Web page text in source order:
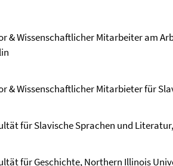
& Wissenschaftlicher Mitarbeiter am
& Wissenschaftlicher Mitarbieter für
für Slavische Sprachen und
für Geschichte, Northern Illinois